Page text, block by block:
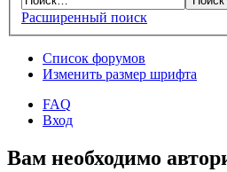
Расширенный поиск
Список форумов
Изменить размер шрифта
FAQ
Вход
Вам необходимо